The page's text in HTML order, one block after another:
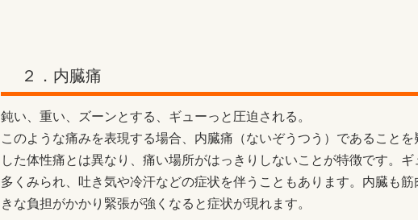
２．内臓痛
鈍い、重い、ズーンとする、ギューっと圧迫される。
このような痛みを表現する場合、内臓痛（ないぞうつう）であること
した体性痛とは異なり、痛い場所がはっきりしないことが特徴です。
多くみられ、吐き気や冷汗などの症状を伴うこともあります。内臓も
きな負担がかかり緊張が強くなると症状が現れます。